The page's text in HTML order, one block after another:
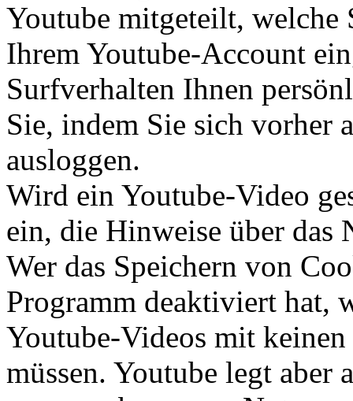
Youtube mitgeteilt, welche
Ihrem Youtube-Account
Surfverhalten Ihnen
Sie, indem Sie sich vorher
ausloggen.
Wird ein Youtube-Video
ein, die Hinweise über das
Wer das Speichern von
Programm deaktiviert hat,
Youtube-Videos mit
müssen. Youtube legt aber